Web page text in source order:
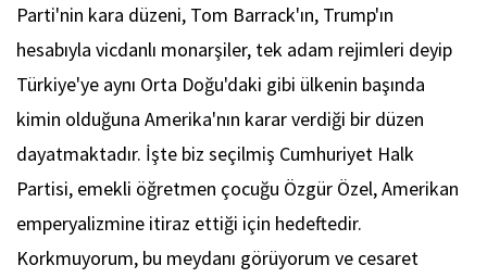
Parti'nin kara düzeni, Tom Barrack'ın, Trump'ın
hesabıyla vicdanlı monarşiler, tek adam rejimleri deyip
Türkiye'ye aynı Orta Doğu'daki gibi ülkenin başında
kimin olduğuna Amerika'nın karar verdiği bir düzen
dayatmaktadır. İşte biz seçilmiş Cumhuriyet Halk
Partisi, emekli öğretmen çocuğu Özgür Özel, Amerikan
emperyalizmine itiraz ettiği için hedeftedir.
Korkmuyorum, bu meydanı görüyorum ve cesaret